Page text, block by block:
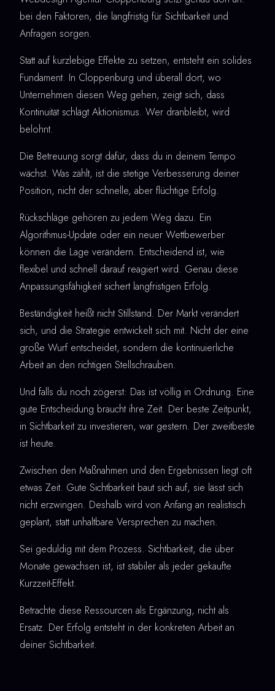
bei den Faktoren, die langfristig für Sichtbarkeit und
Anfragen sorgen.
Statt auf kurzlebige Effekte zu setzen, entsteht ein solides
Fundament. In Cloppenburg und überall dort, wo
Unternehmen diesen Weg gehen, zeigt sich, dass
Kontinuität schlägt Aktionismus. Wer dranbleibt, wird
belohnt.
Die Betreuung sorgt dafür, dass du in deinem Tempo
wächst. Was zählt, ist die stetige Verbesserung deiner
Position, nicht der schnelle, aber flüchtige Erfolg.
Rückschläge gehören zu jedem Weg dazu. Ein
Algorithmus-Update oder ein neuer Wettbewerber
können die Lage verändern. Entscheidend ist, wie
flexibel und schnell darauf reagiert wird. Genau diese
Anpassungsfähigkeit sichert langfristigen Erfolg.
Beständigkeit heißt nicht Stillstand. Der Markt verändert
sich, und die Strategie entwickelt sich mit. Nicht der eine
große Wurf entscheidet, sondern die kontinuierliche
Arbeit an den richtigen Stellschrauben.
Und falls du noch zögerst: Das ist völlig in Ordnung. Eine
gute Entscheidung braucht ihre Zeit. Der beste Zeitpunkt,
in Sichtbarkeit zu investieren, war gestern. Der zweitbeste
ist heute.
Zwischen den Maßnahmen und den Ergebnissen liegt oft
etwas Zeit. Gute Sichtbarkeit baut sich auf, sie lässt sich
nicht erzwingen. Deshalb wird von Anfang an realistisch
geplant, statt unhaltbare Versprechen zu machen.
Sei geduldig mit dem Prozess. Sichtbarkeit, die über
Monate gewachsen ist, ist stabiler als jeder gekaufte
Kurzzeit-Effekt.
Betrachte diese Ressourcen als Ergänzung, nicht als
Ersatz. Der Erfolg entsteht in der konkreten Arbeit an
deiner Sichtbarkeit.